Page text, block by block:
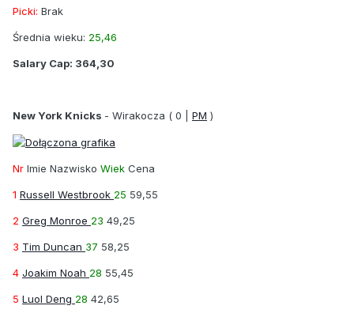
Picki: Brak
Średnia wieku: 25,46
Salary Cap: 364,30
New York Knicks - Wirakocza ( 0 | PM )
Nr Imie Nazwisko Wiek Cena
1 Russell Westbrook 25 59,55
2 Greg Monroe 23 49,25
3 Tim Duncan 37 58,25
4 Joakim Noah 28 55,45
5 Luol Deng 28 42,65